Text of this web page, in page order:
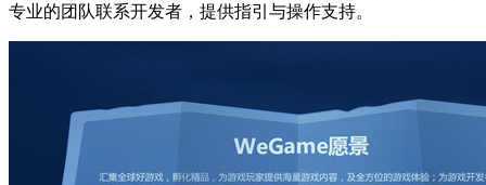
专业的团队联系开发者，提供指引与操作支持。